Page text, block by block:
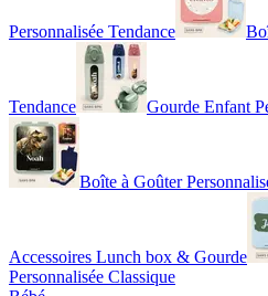
Personnalisée Tendance
Tendance Gourde Enfant
Boîte à Goûter
Accessoires Lunch box & Gourde
Personnalisée Classique